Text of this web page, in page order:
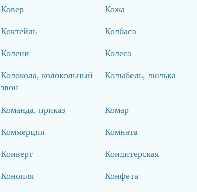
Ковер Кожа
Коктейль Колбаса
Колени Колеса
Колокола, колокольный
звон
Колыбель, люлька
Команда, приказ Комар
Коммерция Комната
Конверт Кондитерская
Конопля Конфета